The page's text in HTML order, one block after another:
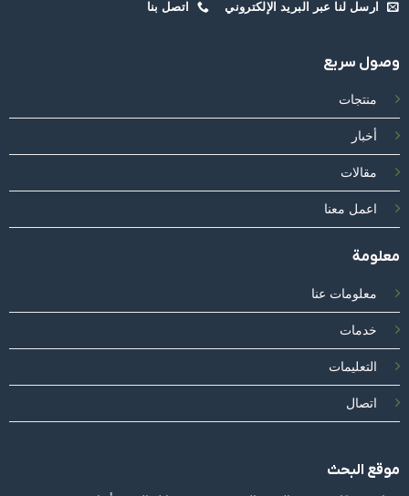
ﺍﺭﺳﻞ ﻟﻨﺎ ﻋﺒﺮ ﺍﻟﺒﺮﻳﺪ ﺍﻹﻟﻜﺘﺮﻭﻧﻲ ﺍﺗﺼﻞ ﺑﻨﺎ
ﻭﺻﻮﻝ ﺳﺮﻳﻊ
ﻣﻨﺘﺠﺎﺕ
ﺃﺧﺒﺎﺭ
ﻣﻘﺎﻻﺕ
ﺍﻋﻤﻞ ﻣﻌﻨﺎ
ﻣﻌﻠﻮﻣﺔ
ﻣﻌﻠﻮﻣﺎﺕ ﻋﻨﺎ
ﺧﺪﻣﺎﺕ
ﺍﻟﺘﻌﻠﻴﻤﺎﺕ
ﺍﺗﺼﺎﻝ
ﻣﻮﻗﻊ ﺍﻟﺒﺤﺚ